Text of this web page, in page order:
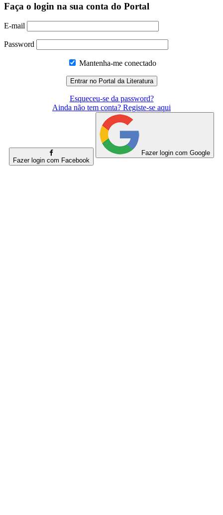
Faça o login na sua conta do Portal
E-mail
Password
Mantenha-me conectado
Esqueceu-se da password?
Ainda não tem conta? Registe-se aqui
Fazer login com Facebook
Fazer login com Google